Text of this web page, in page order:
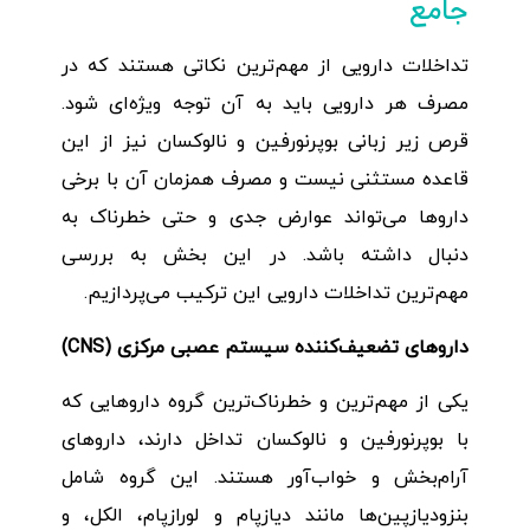
جامع
تداخلات دارویی از مهم‌ترین نکاتی هستند که در
مصرف هر دارویی باید به آن توجه ویژه‌ای شود.
قرص زیر زبانی بوپرنورفین و نالوکسان نیز از این
قاعده مستثنی نیست و مصرف همزمان آن با برخی
داروها می‌تواند عوارض جدی و حتی خطرناک به
دنبال داشته باشد. در این بخش به بررسی
مهم‌ترین تداخلات دارویی این ترکیب می‌پردازیم.
داروهای تضعیف‌کننده سیستم عصبی مرکزی (CNS)
یکی از مهم‌ترین و خطرناک‌ترین گروه داروهایی که
با بوپرنورفین و نالوکسان تداخل دارند، داروهای
آرام‌بخش و خواب‌آور هستند. این گروه شامل
بنزودیازپین‌ها مانند دیازپام و لورازپام، الکل، و